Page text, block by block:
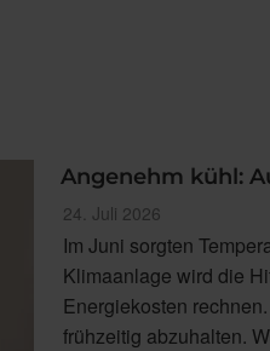
Angenehm kühl:
Veröffentlicht
am
24. Juli 2026
Im Juni sorgten
Klimaanlage wird die
Energiekosten
frühzeitig abzuhalten.